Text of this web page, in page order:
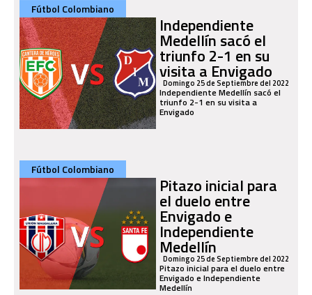
Fútbol Colombiano
Independiente
Medellín sacó el
triunfo 2-1 en su
visita a Envigado
Domingo 25 de Septiembre del 2022
Independiente Medellín sacó el
triunfo 2-1 en su visita a
Envigado
Fútbol Colombiano
Pitazo inicial para
el duelo entre
Envigado e
Independiente
Medellín
Domingo 25 de Septiembre del 2022
Pitazo inicial para el duelo entre
Envigado e Independiente
Medellín